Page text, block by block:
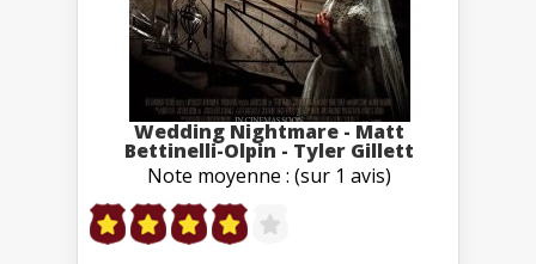
Wedding Nightmare - Matt
Bettinelli-Olpin - Tyler Gillett
Note moyenne : (sur 1 avis)